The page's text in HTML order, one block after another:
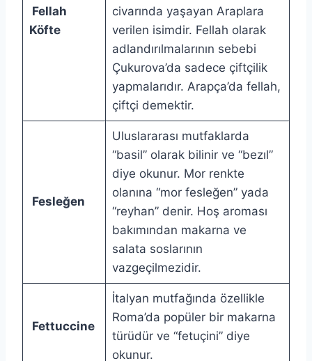
Fellah
Köfte
civarında yaşayan Araplara
verilen isimdir. Fellah olarak
adlandırılmalarının sebebi
Çukurova’da sadece çiftçilik
yapmalarıdır. Arapça’da fellah,
çiftçi demektir.
Fesleğen
Uluslararası mutfaklarda
“basil” olarak bilinir ve “bezıl”
diye okunur. Mor renkte
olanına “mor fesleğen” yada
“reyhan” denir. Hoş aroması
bakımından makarna ve
salata soslarının
vazgeçilmezidir.
Fettuccine
İtalyan mutfağında özellikle
Roma’da popüler bir makarna
türüdür ve “fetuçini” diye
okunur.